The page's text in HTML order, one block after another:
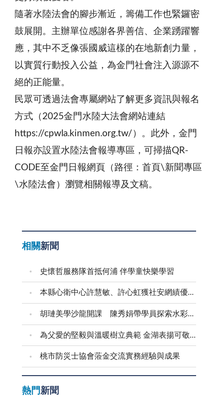
隨著水陸法會的腳步漸近，籌備工作也緊鑼密
鼓展開。主辦單位感謝各界善信、企業踴躍響
應，其中不乏像張國威這樣的在地新創力量，
以實質行動投入公益，為金門社會注入源源不
絕的正能量。
民眾可透過法會專屬網站了解更多資訊與報名
方式（2025金門水陸大法會網站連結
https://cpwla.kinmen.org.tw/）。此外，金門
日報亦設置水陸法會報導專區，可掃描QR-
CODE至金門日報網頁（路徑：首頁\新聞專區
\水陸法會）瀏覽相關報導及文稿。
相關新聞
史懷哲服務隊首抵何浦 伴學童快樂學習
本縣心衛中心許慧敏、許心虹獲社安網績優表揚
胡璉美學沙龍開課 陳秀娟帶學員探索水彩藝術
為父愛的堅毅與溫暖樹立典範 金湖表揚可敬的父親
桃市防災士協會蒞金交流實務經驗與成果
熱門 新聞